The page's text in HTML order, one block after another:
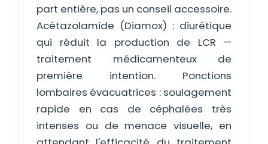
part entière, pas un conseil accessoire.
Acétazolamide (Diamox) : diurétique
qui réduit la production de LCR —
traitement médicamenteux de
première intention. Ponctions
lombaires évacuatrices : soulagement
rapide en cas de céphalées très
intenses ou de menace visuelle, en